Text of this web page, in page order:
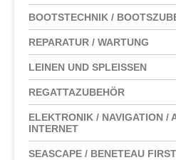
BOOTSTECHNIK /
REPARATUR / WARTUNG
LEINEN UND SPLEISSEN
REGATTAZUBEHÖR
ELEKTRONIK / NAVIGATION /
INTERNET
SEASCAPE / BENETEAU FIRST